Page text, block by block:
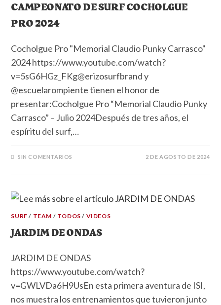
CAMPEONATO DE SURF COCHOLGUE
PRO 2024
Cocholgue Pro "Memorial Claudio Punky Carrasco"
2024 https://www.youtube.com/watch?
v=5sG6HGz_FKg@erizosurfbrand y
@escuelarompiente tienen el honor de
presentar:Cocholgue Pro “Memorial Claudio Punky
Carrasco” – Julio 2024Después de tres años, el
espíritu del surf,…
SIN COMENTARIOS 2 DE AGOSTO DE 2024
SURF / TEAM / TODOS / VIDEOS
JARDIM DE ONDAS
JARDIM DE ONDAS
https://www.youtube.com/watch?
v=GWLVDa6H9UsEn esta primera aventura de ISI,
nos muestra los entrenamientos que tuvieron junto